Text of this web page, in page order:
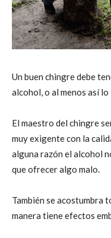
Un buen chingre debe
alcohol, o al menos así lo
El maestro del chingre
muy exigente con la
alguna razón el alcohol
que ofrecer algo malo.
También se acostumbra
manera tiene efectos